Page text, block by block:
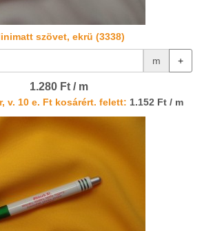
szövet, ekrü (3338)
m +
1.280 Ft / m
v. 10 e. Ft kosárért. felett: 1.152 Ft / m